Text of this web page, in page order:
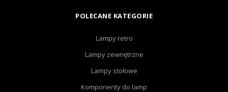
POLECANE KATEGORIE
Lampy retro
Lampy zewnętrzne
Lampy stołowe
Komponenty do lamp